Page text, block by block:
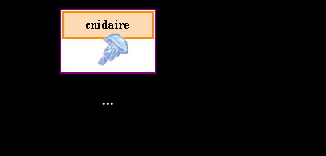
...